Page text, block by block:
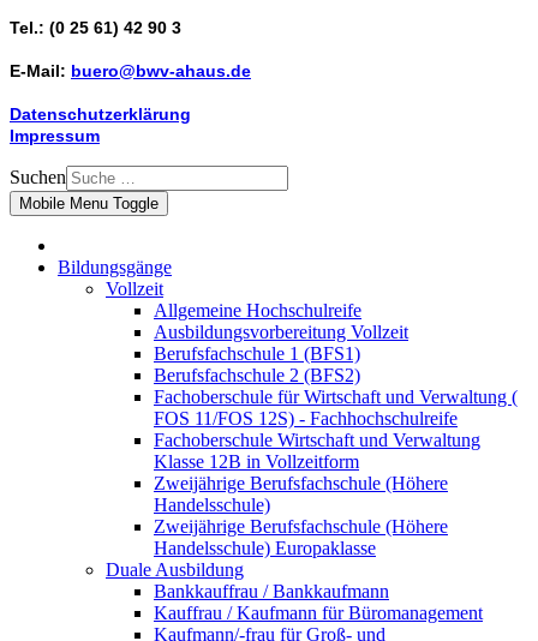
Tel.: (0 25 61) 42 90 3
E-Mail: buero@bwv-ahaus.de
Datenschutzerklärung
Impressum
Suchen
Mobile Menu Toggle
Bildungsgänge
Vollzeit
Allgemeine Hochschulreife
Ausbildungsvorbereitung Vollzeit
Berufsfachschule 1 (BFS1)
Berufsfachschule 2 (BFS2)
Fachoberschule für Wirtschaft und Verwaltung (
FOS 11/FOS 12S) - Fachhochschulreife
Fachoberschule Wirtschaft und Verwaltung
Klasse 12B in Vollzeitform
Zweijährige Berufsfachschule (Höhere
Handelsschule)
Zweijährige Berufsfachschule (Höhere
Handelsschule) Europaklasse
Duale Ausbildung
Bankkauffrau / Bankkaufmann
Kauffrau / Kaufmann für Büromanagement
Kaufmann/-frau für Groß- und